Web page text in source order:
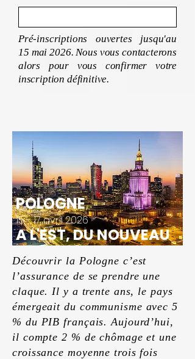
Pré-inscriptions ouvertes jusqu'au
15 mai 2026. Nous vous contacterons
alors pour vous confirmer votre
inscription définitive.
POLOGNE
15 - 17 avril 2026
A L'EST, DU NOUVEAU
Découvrir la Pologne c’est
l’assurance de se prendre une
claque. Il y a trente ans, le pays
émergeait du communisme avec 5
% du PIB français. Aujourd’hui,
il compte 2 % de chômage et une
croissance moyenne trois fois